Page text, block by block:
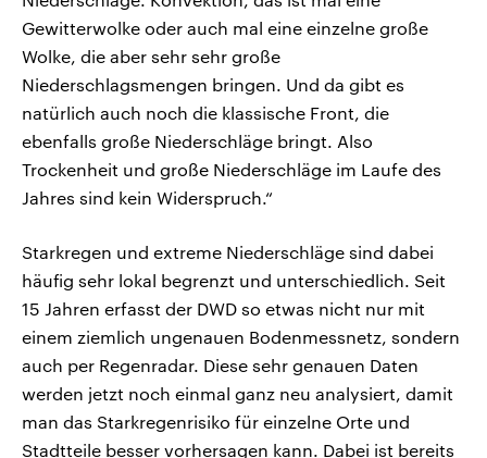
Gewitterwolke oder auch mal eine einzelne große
Wolke, die aber sehr sehr große
Niederschlagsmengen bringen. Und da gibt es
natürlich auch noch die klassische Front, die
ebenfalls große Niederschläge bringt. Also
Trockenheit und große Niederschläge im Laufe des
Jahres sind kein Widerspruch.“
Starkregen und extreme Niederschläge sind dabei
häufig sehr lokal begrenzt und unterschiedlich. Seit
15 Jahren erfasst der DWD so etwas nicht nur mit
einem ziemlich ungenauen Bodenmessnetz, sondern
auch per Regenradar. Diese sehr genauen Daten
werden jetzt noch einmal ganz neu analysiert, damit
man das Starkregenrisiko für einzelne Orte und
Stadtteile besser vorhersagen kann. Dabei ist bereits